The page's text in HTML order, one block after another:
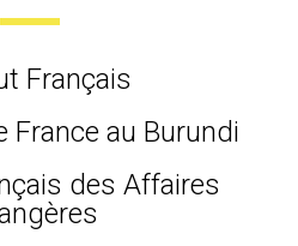
Français
France au Burundi
des Affaires